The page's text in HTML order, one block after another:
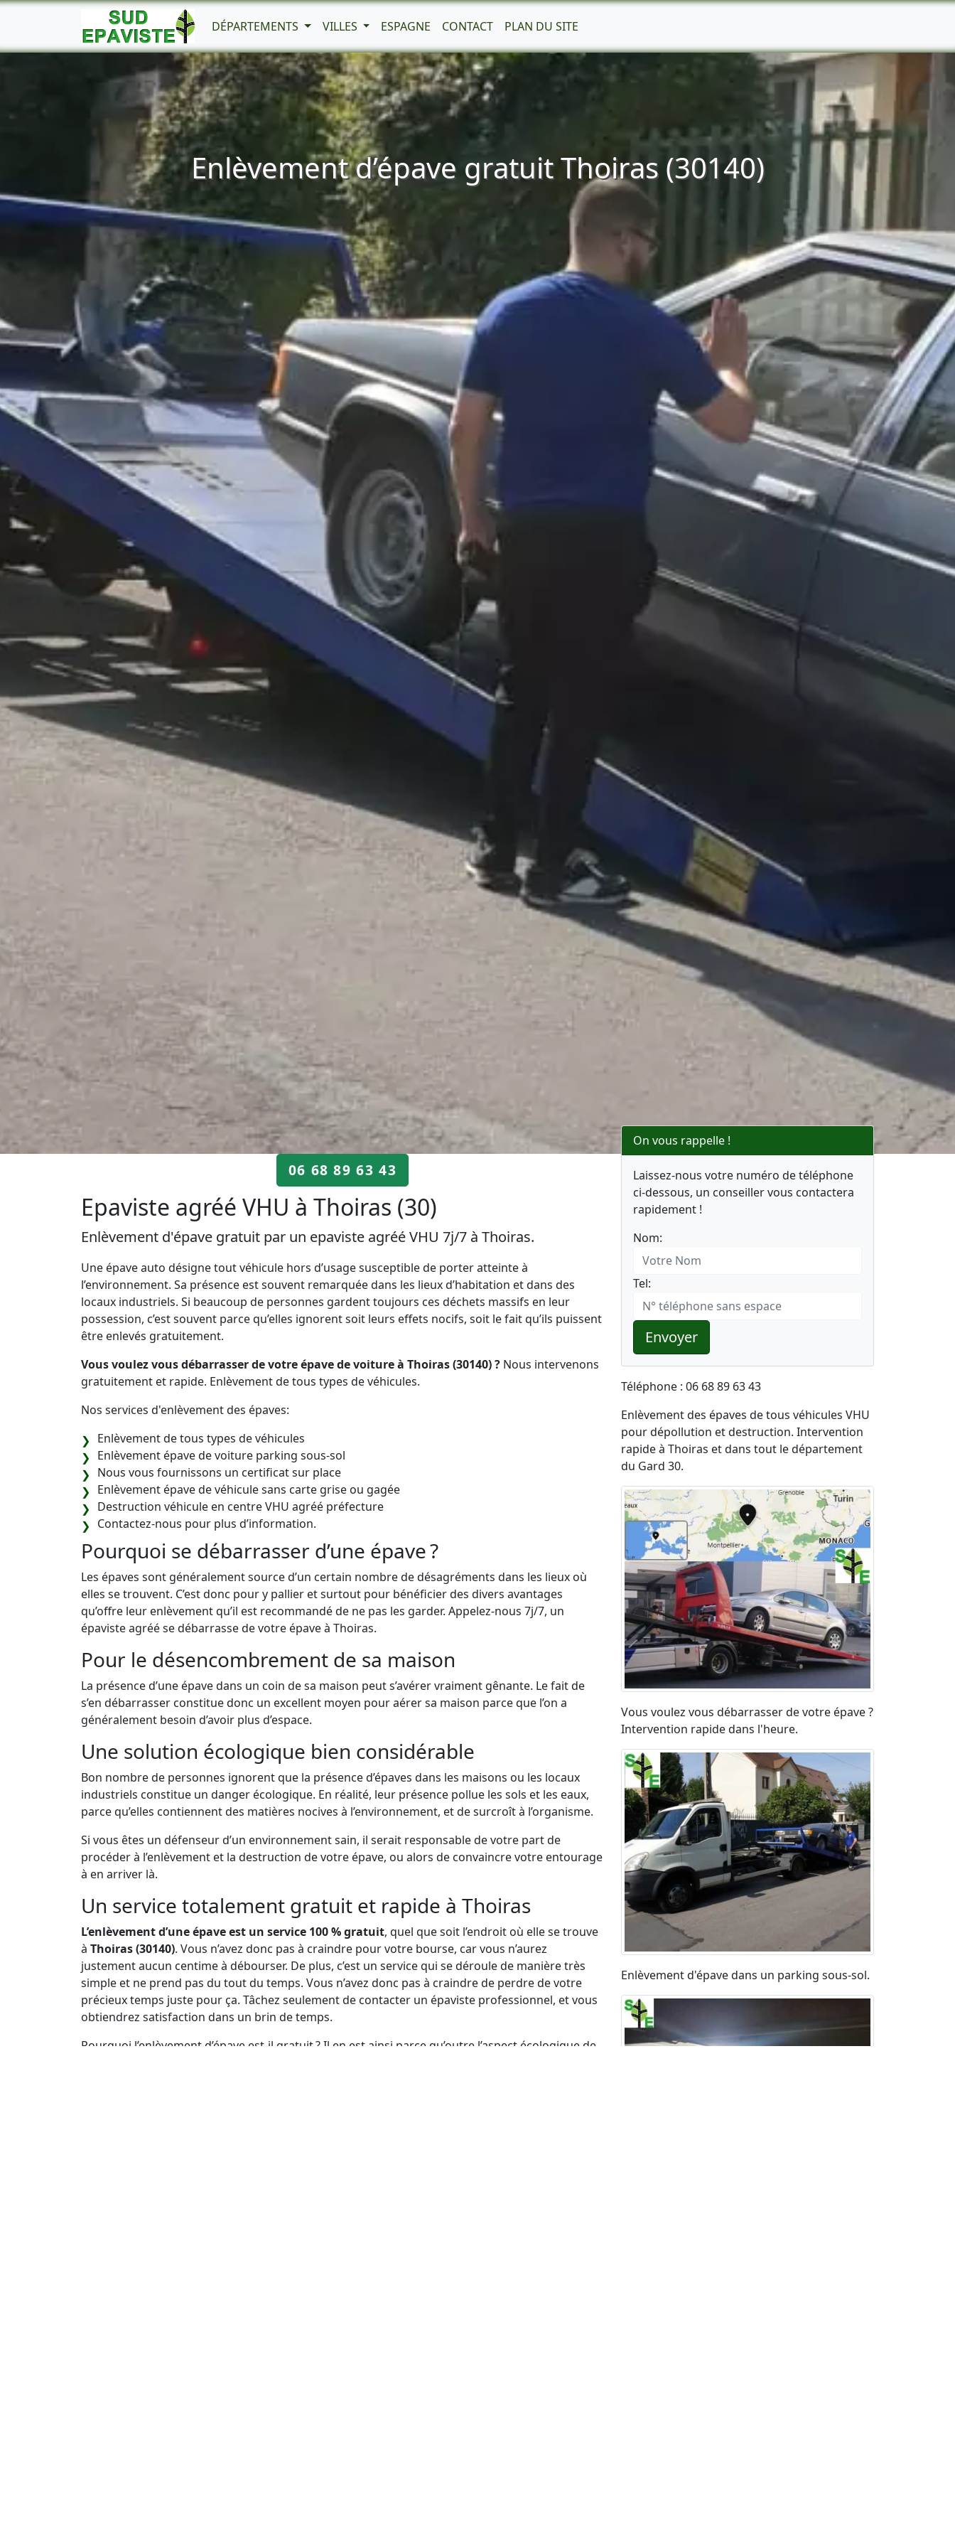
DÉPARTEMENTS VILLES ESPAGNE CONTACT PLAN DU SITE
Enlèvement d’épave gratuit Thoiras (30140)
06 68 89 63 43
Epaviste agréé VHU à Thoiras (30)
Enlèvement d'épave gratuit par un epaviste agréé VHU 7j/7 à Thoiras.
Une épave auto désigne tout véhicule hors d’usage susceptible de porter atteinte à
l’environnement. Sa présence est souvent remarquée dans les lieux d’habitation et dans des
locaux industriels. Si beaucoup de personnes gardent toujours ces déchets massifs en leur
possession, c’est souvent parce qu’elles ignorent soit leurs effets nocifs, soit le fait qu’ils puissent
être enlevés gratuitement.
Vous voulez vous débarrasser de votre épave de voiture à Thoiras (30140) ? Nous intervenons
gratuitement et rapide. Enlèvement de tous types de véhicules.
Nos services d'enlèvement des épaves:
Enlèvement de tous types de véhicules
Enlèvement épave de voiture parking sous-sol
Nous vous fournissons un certificat sur place
Enlèvement épave de véhicule sans carte grise ou gagée
Destruction véhicule en centre VHU agréé préfecture
Contactez-nous pour plus d’information.
Pourquoi se débarrasser d’une épave ?
Les épaves sont généralement source d’un certain nombre de désagréments dans les lieux où
elles se trouvent. C’est donc pour y pallier et surtout pour bénéficier des divers avantages
qu’offre leur enlèvement qu’il est recommandé de ne pas les garder. Appelez-nous 7j/7, un
épaviste agréé se débarrasse de votre épave à Thoiras.
Pour le désencombrement de sa maison
La présence d’une épave dans un coin de sa maison peut s’avérer vraiment gênante. Le fait de
s’en débarrasser constitue donc un excellent moyen pour aérer sa maison parce que l’on a
généralement besoin d’avoir plus d’espace.
Une solution écologique bien considérable
Bon nombre de personnes ignorent que la présence d’épaves dans les maisons ou les locaux
industriels constitue un danger écologique. En réalité, leur présence pollue les sols et les eaux,
parce qu’elles contiennent des matières nocives à l’environnement, et de surcroît à l’organisme.
Si vous êtes un défenseur d’un environnement sain, il serait responsable de votre part de
procéder à l’enlèvement et la destruction de votre épave, ou alors de convaincre votre entourage
à en arriver là.
Un service totalement gratuit et rapide à Thoiras
L’enlèvement d’une épave est un service 100 % gratuit, quel que soit l’endroit où elle se trouve
à Thoiras (30140). Vous n’avez donc pas à craindre pour votre bourse, car vous n’aurez
justement aucun centime à débourser. De plus, c’est un service qui se déroule de manière très
simple et ne prend pas du tout du temps. Vous n’avez donc pas à craindre de perdre de votre
précieux temps juste pour ça. Tâchez seulement de contacter un épaviste professionnel, et vous
obtiendrez satisfaction dans un brin de temps.
Pourquoi l’enlèvement d’épave est-il gratuit ? Il en est ainsi parce qu’outre l’aspect écologique de
On vous rappelle !
Laissez-nous votre numéro de téléphone
ci-dessous, un conseiller vous contactera
rapidement !
Nom:
Tel:
Envoyer
Téléphone : 06 68 89 63 43
Enlèvement des épaves de tous véhicules VHU
pour dépollution et destruction. Intervention
rapide à Thoiras et dans tout le département
du Gard 30.
Vous voulez vous débarrasser de votre épave ?
Intervention rapide dans l'heure.
Enlèvement d'épave dans un parking sous-sol.